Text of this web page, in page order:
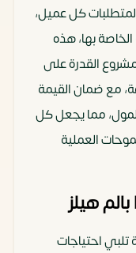
لمتطلبات كل عميل،
بها، هذه
القدرة على
مع ضمان القيمة
مما يجعل كل
العملية
هيلز
تلبي احتياجات